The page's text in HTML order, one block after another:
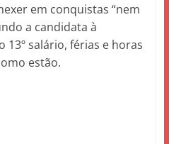
em conquistas “nem
a candidata à
13º salário, férias e horas
estão.